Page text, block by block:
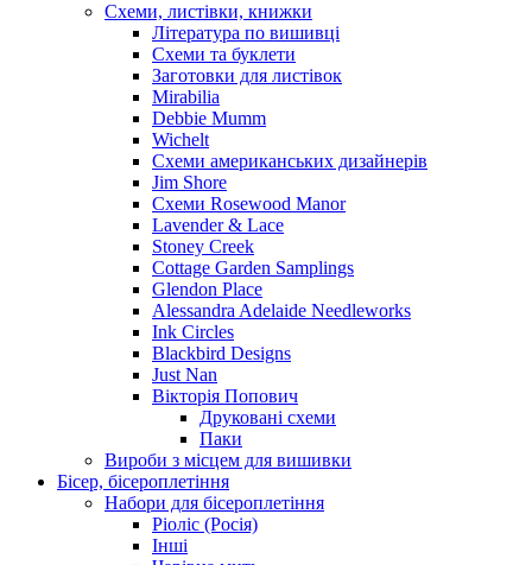
Схеми, листівки, книжки
Література по вишивці
Схеми та буклети
Заготовки для листівок
Mirabilia
Debbie Mumm
Wichelt
Схеми американських дизайнерів
Jim Shore
Cхеми Rosewood Manor
Lavender & Lace
Stoney Creek
Cottage Garden Samplings
Glendon Place
Alessandra Adelaide Needleworks
Ink Circles
Blackbird Designs
Just Nan
Вікторія Попович
Друковані схеми
Паки
Вироби з місцем для вишивки
Бісер, бісероплетіння
Набори для бісероплетіння
Ріоліс (Росія)
Інші